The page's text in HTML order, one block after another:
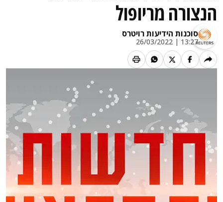
הנצורה מריופול
סוכנות הידיעות רויטרס
13:27 | 26/03/2022